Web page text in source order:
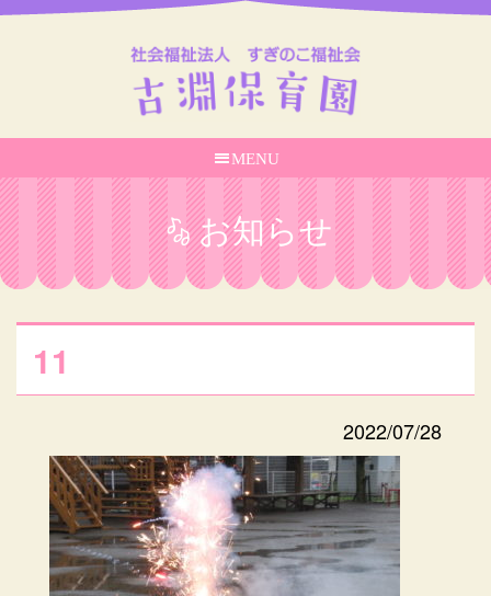
MENU
お知らせ
11
2022/07/28